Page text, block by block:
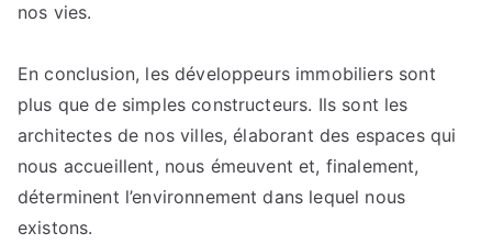
nos vies.
En conclusion, les développeurs immobiliers sont
plus que de simples constructeurs. Ils sont les
architectes de nos villes, élaborant des espaces qui
nous accueillent, nous émeuvent et, finalement,
déterminent l’environnement dans lequel nous
existons.